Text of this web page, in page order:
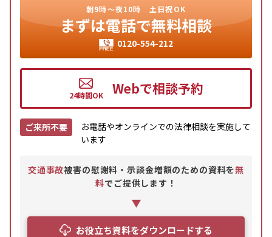
朝9時〜夜10時 土日祝OK
まずは電話で無料相談
0120-554-212
Webで相談予約
ご来所不要
お電話やオンラインでの法律相談を実施して
います
交通事故被害の慰謝料・示談金増額のための資料を無
料でご提供します！
お役立ち資料をダウンロードする